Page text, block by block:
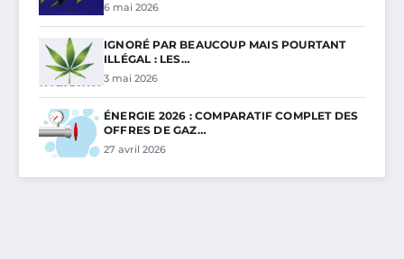
6 mai 2026
IGNORÉ PAR BEAUCOUP MAIS POURTANT
ILLÉGAL : LES…
3 mai 2026
ÉNERGIE 2026 : COMPARATIF COMPLET DES
OFFRES DE GAZ…
27 avril 2026